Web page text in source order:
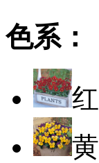
色系：